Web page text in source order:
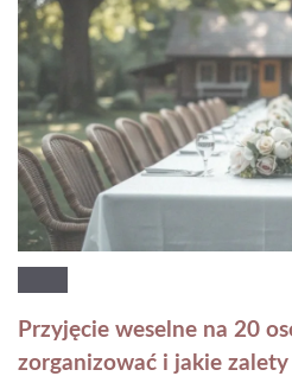
Przyjęcie weselne na 20
zorganizować i jakie zalety